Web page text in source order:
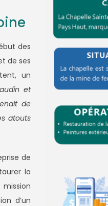
des
de ses
un
et
de
atouts
de
la
d’un